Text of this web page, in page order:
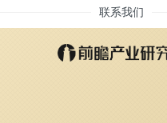
美国国会提交的上
大威胁。
的意见呢？
联系我们